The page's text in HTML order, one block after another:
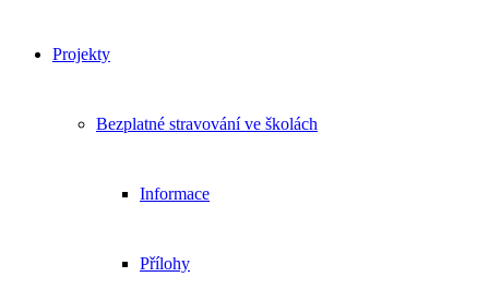
Projekty
Bezplatné stravování ve školách
Informace
Přílohy